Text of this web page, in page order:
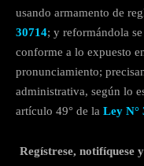
usando armamento de
30714; y reformándola se
conforme a lo expuesto
pronunciamiento;
administrativa, según lo
artículo 49° de la Ley N°
Regístrese, notifíquese